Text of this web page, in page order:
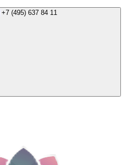
+7 (495) 637 84 11